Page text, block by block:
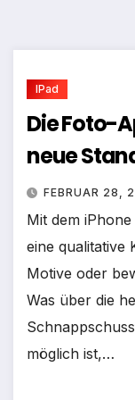
IPad
Die Foto-
neue
FEBRUAR 28,
Mit dem
eine qualitative
Motive oder
Was über die
möglich ist,…